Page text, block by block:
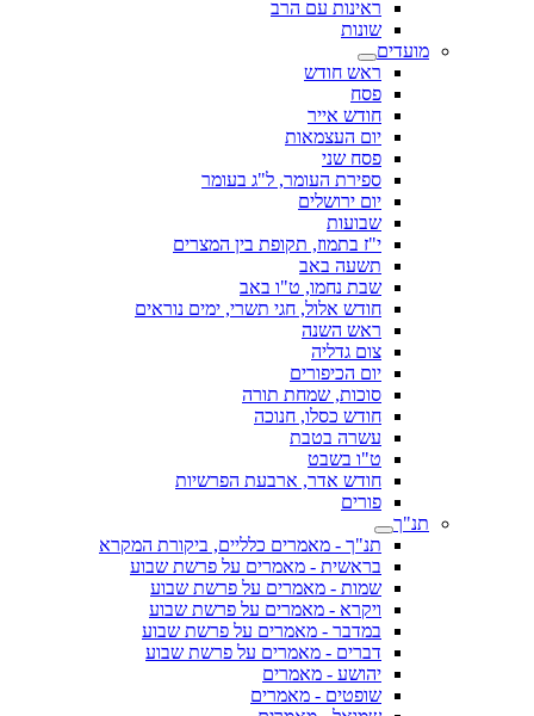
ראינות עם הרב
שונות
מועדים
ראש חודש
פסח
חודש אייר
יום העצמאות
פסח שני
ספירת העומר, ל"ג בעומר
יום ירושלים
שבועות
י"ז בתמוז, תקופת בין המצרים
תשעה באב
שבת נחמו, ט"ו באב
חודש אלול, חגי תשרי, ימים נוראים
ראש השנה
צום גדליה
יום הכיפורים
סוכות, שמחת תורה
חודש כסלו, חנוכה
עשרה בטבת
ט"ו בשבט
חודש אדר, ארבעת הפרשיות
פורים
תנ"ך
תנ"ך - מאמרים כלליים, ביקורת המקרא
בראשית - מאמרים על פרשת שבוע
שמות - מאמרים על פרשת שבוע
ויקרא - מאמרים על פרשת שבוע
במדבר - מאמרים על פרשת שבוע
דברים - מאמרים על פרשת שבוע
יהושע - מאמרים
שופטים - מאמרים